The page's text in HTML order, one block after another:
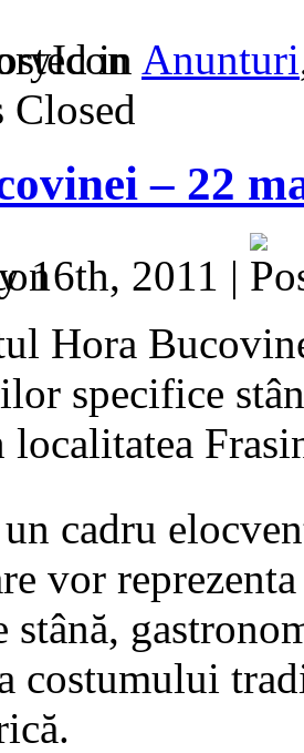
in Anunturi
Closed
– 22
16th, 2011 |
Hora
specifice
localitatea
cadru
vor
stână,
costumului